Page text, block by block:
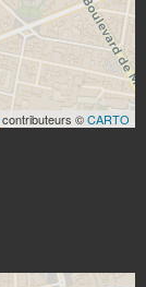
contributeurs ©CARTO